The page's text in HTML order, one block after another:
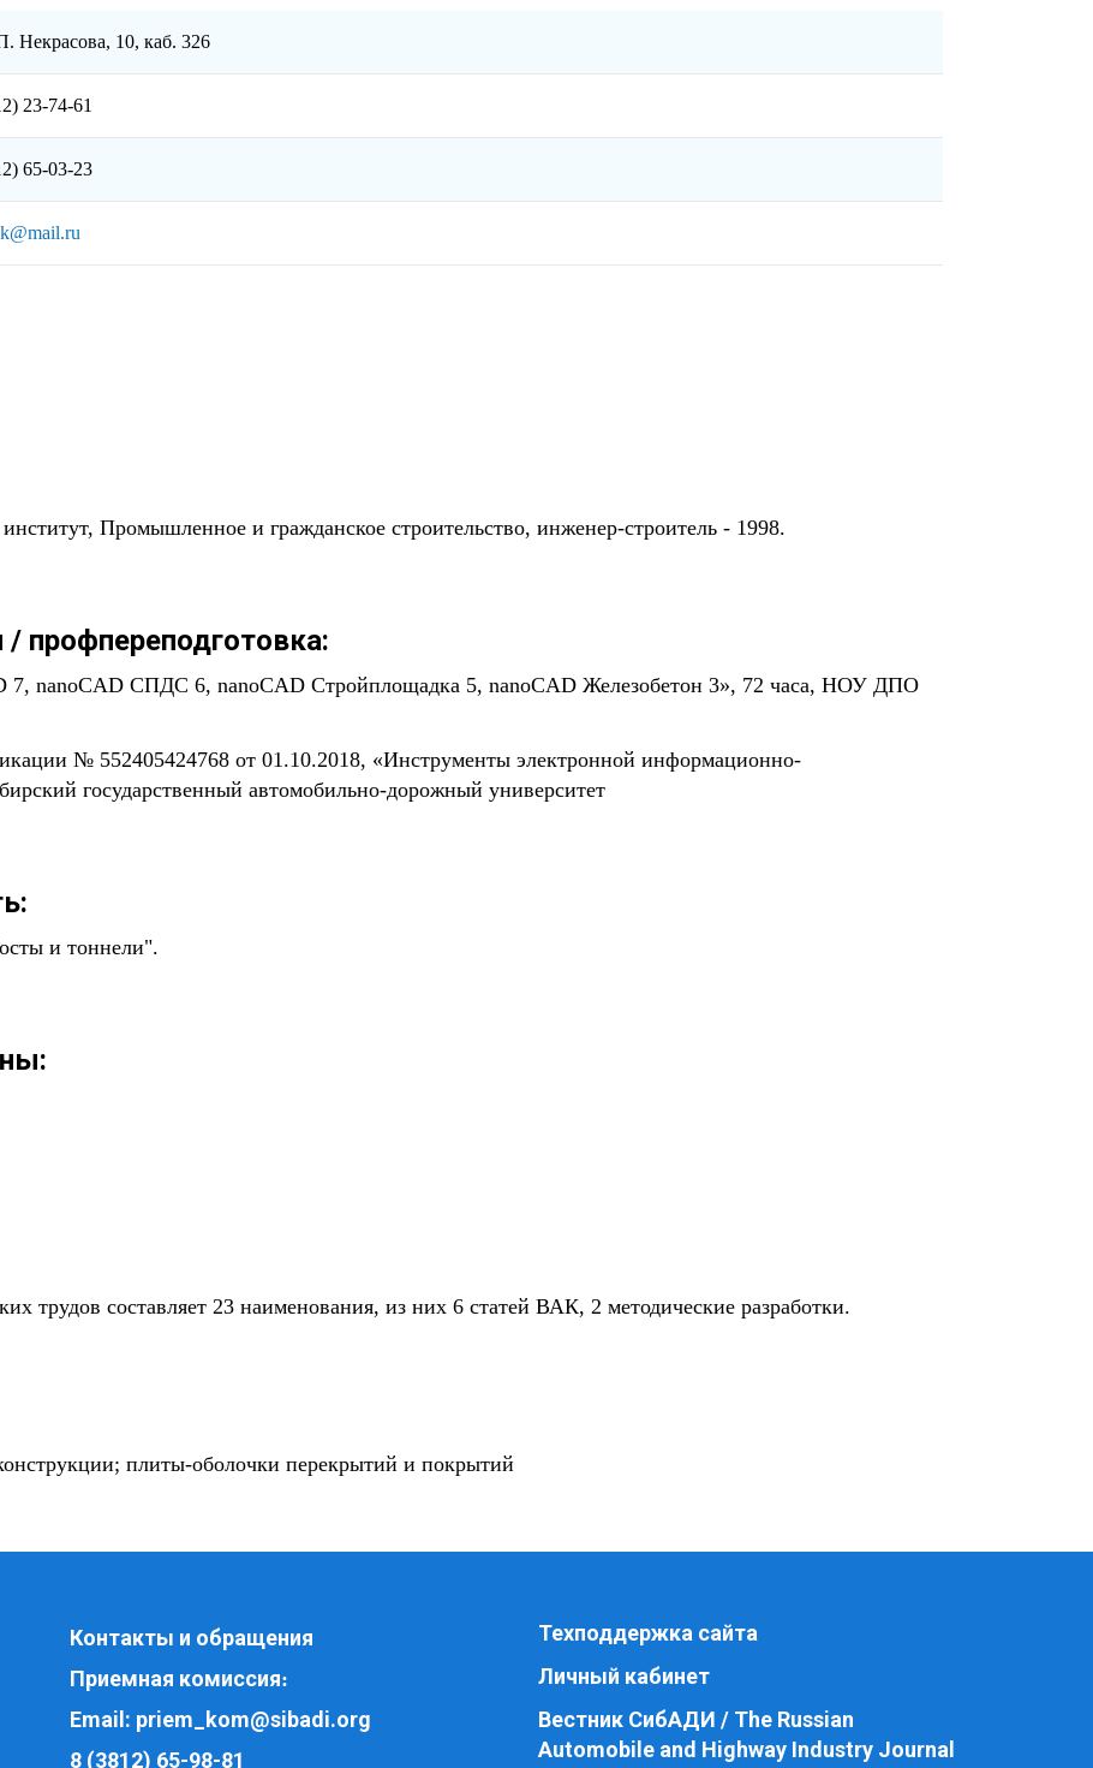
Некрасова, 10, каб. 326
23-74-61
65-03-23
Промышленное и гражданское строительство, инженер-строитель - 1998.
профпереподготовка:
7, nanoCAD CПДС 6, nanoCAD Стройплощадка 5, nanoCAD Железобетон 3», 72 часа, НОУ ДПО
№ 552405424768 от 01.10.2018, «Инструменты электронной информационно-
государственный автомобильно-дорожный университет
и тоннели".
трудов составляет 23 наименования, из них 6 статей ВАК, 2 методические разработки.
плиты-оболочки перекрытий и покрытий
Контакты и обращения
Приемная комиссия:
Email: priem_kom@sibadi.org
8 (3812) 65-98-81
Техподдержка сайта
Личный кабинет
Вестник СибАДИ / The Russian
Automobile and Highway Industry Journal